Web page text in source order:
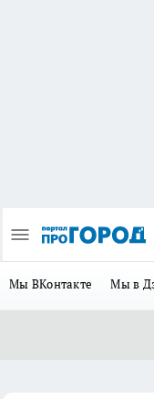
Мы ВКонтакте Мы в